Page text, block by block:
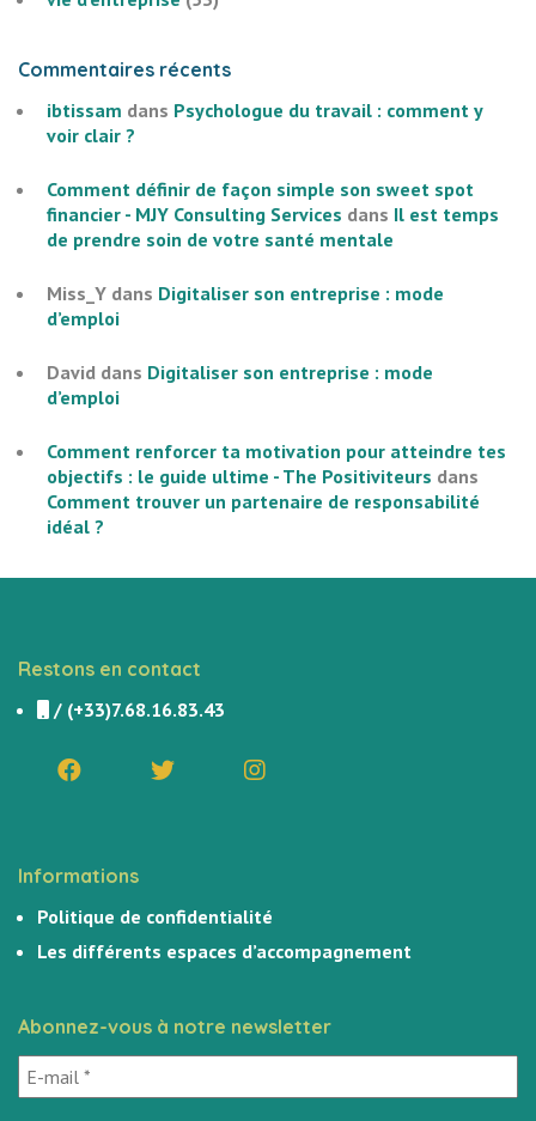
Commentaires récents
ibtissam dans Psychologue du travail : comment y
voir clair ?
Comment définir de façon simple son sweet spot
financier - MJY Consulting Services dans Il est temps
de prendre soin de votre santé mentale
Miss_Y dans Digitaliser son entreprise : mode
d’emploi
David dans Digitaliser son entreprise : mode
d’emploi
Comment renforcer ta motivation pour atteindre tes
objectifs : le guide ultime - The Positiviteurs dans
Comment trouver un partenaire de responsabilité
idéal ?
Restons en contact
/ (+33)7.68.16.83.43
Informations
Politique de confidentialité
Les différents espaces d’accompagnement
Abonnez-vous à notre newsletter